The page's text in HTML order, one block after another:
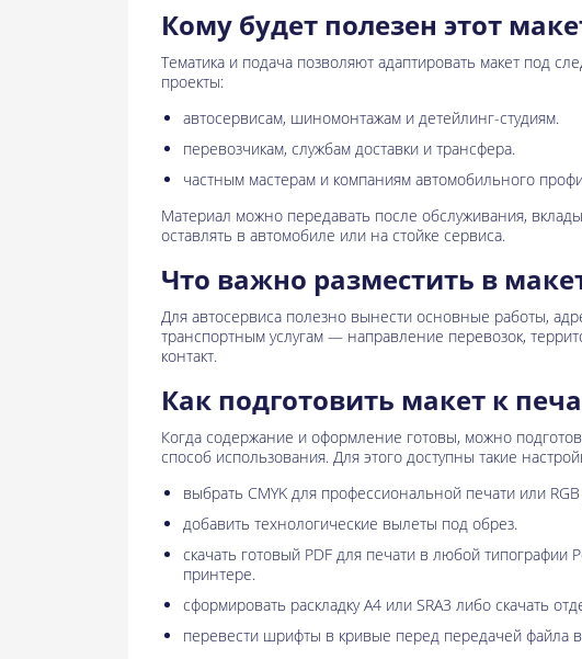
Кому будет полезен этот
Тематика и подача позволяют адаптировать макет под
проекты:
автосервисам, шиномонтажам и детейлинг-студиям.
перевозчикам, службам доставки и трансфера.
частным мастерам и компаниям автомобильного
Материал можно передавать после обслуживания,
оставлять в автомобиле или на стойке сервиса.
Что важно разместить в
Для автосервиса полезно вынести основные работы,
транспортным услугам — направление перевозок,
контакт.
Как подготовить макет к
Когда содержание и оформление готовы, можно
способ использования. Для этого доступны такие
выбрать CMYK для профессиональной печати или
добавить технологические вылеты под обрез.
скачать готовый PDF для печати в любой
принтере.
сформировать раскладку A4 или SRA3 либо скачать
перевести шрифты в кривые перед передачей файла